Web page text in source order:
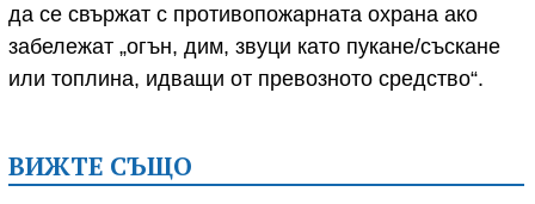
да се свържат с противопожарната охрана ако
забележат „огън, дим, звуци като пукане/съскане
или топлина, идващи от превозното средство“.
ВИЖТЕ СЪЩО